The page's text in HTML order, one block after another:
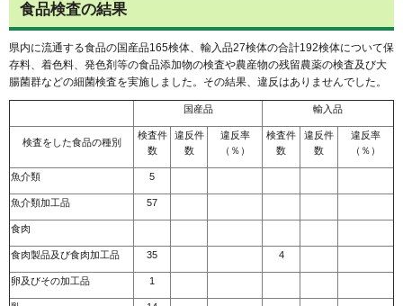
食品検査の結果
県内に流通する食品の国産品165検体、輸入品27検体の合計192検体について保
存料、着色料、発色剤等の食品添加物の検査や農産物の残留農薬の検査及び大
腸菌群などの細菌検査を実施しました。その結果、違反はありませんでした。
国産品 輸入品
検査をした食品の種別
検査件
数
違反件
数
違反率
（％）
検査件
数
違反件
数
違反率
（％）
魚介類 5
魚介類加工品 57
食肉
食肉製品及び食肉加工品 35 4
卵及びその加工品 1